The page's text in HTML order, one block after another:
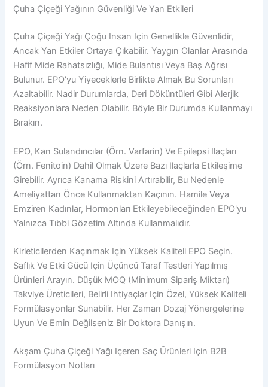
Çuha Çiçeği Yağının Güvenliği Ve Yan Etkileri
Çuha Çiçeği Yağı Çoğu Insan Için Genellikle Güvenlidir,
Ancak Yan Etkiler Ortaya Çıkabilir. Yaygın Olanlar Arasında
Hafif Mide Rahatsızlığı, Mide Bulantısı Veya Baş Ağrısı
Bulunur. EPO'yu Yiyeceklerle Birlikte Almak Bu Sorunları
Azaltabilir. Nadir Durumlarda, Deri Döküntüleri Gibi Alerjik
Reaksiyonlara Neden Olabilir. Böyle Bir Durumda Kullanmayı
Bırakın.
EPO, Kan Sulandırıcılar (örn. Varfarin) Ve Epilepsi Ilaçları
(örn. Fenitoin) Dahil Olmak Üzere Bazı Ilaçlarla Etkileşime
Girebilir. Ayrıca Kanama Riskini Artırabilir, Bu Nedenle
Ameliyattan Önce Kullanmaktan Kaçının. Hamile Veya
Emziren Kadınlar, Hormonları Etkileyebileceğinden EPO'yu
Yalnızca Tıbbi Gözetim Altında Kullanmalıdır.
Kirleticilerden Kaçınmak Için Yüksek Kaliteli EPO Seçin.
Saflık Ve Etki Gücü Için Üçüncü Taraf Testleri Yapılmış
Ürünleri Arayın. Düşük MOQ (minimum Sipariş Miktarı)
Takviye Üreticileri, Belirli Ihtiyaçlar Için Özel, Yüksek Kaliteli
Formülasyonlar Sunabilir. Her Zaman Dozaj Yönergelerine
Uyun Ve Emin Değilseniz Bir Doktora Danışın.
Akşam Çuha Çiçeği Yağı Içeren Saç Ürünleri Için B2B
Formülasyon Notları